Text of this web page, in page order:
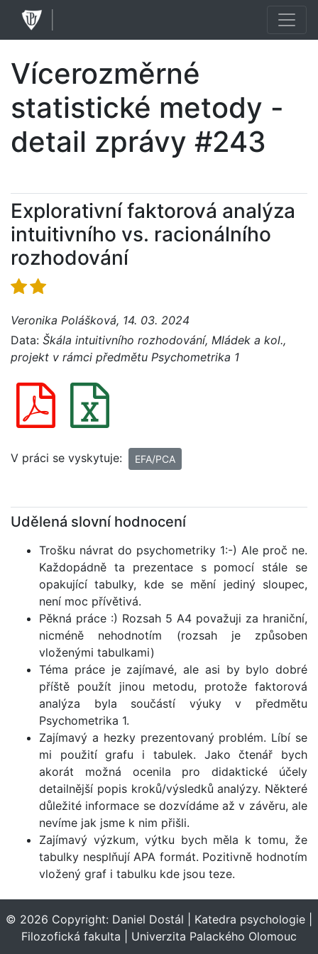
Vícerozměrné
statistické metody -
detail zprávy #243
Explorativní faktorová analýza
intuitivního vs. racionálního
rozhodování
Veronika Polášková, 14. 03. 2024
Data: Škála intuitivního rozhodování, Mládek a kol.,
projekt v rámci předmětu Psychometrika 1
V práci se vyskytuje: EFA/PCA
Udělená slovní hodnocení
Trošku návrat do psychometriky 1:-) Ale proč ne.
Každopádně ta prezentace s pomocí stále se
opakující tabulky, kde se mění jediný sloupec,
není moc přívětivá.
Pěkná práce :) Rozsah 5 A4 považuji za hraniční,
nicméně nehodnotím (rozsah je způsoben
vloženými tabulkami)
Téma práce je zajímavé, ale asi by bylo dobré
příště použít jinou metodu, protože faktorová
analýza byla součástí výuky v předmětu
Psychometrika 1.
Zajímavý a hezky prezentovaný problém. Líbí se
mi použití grafu i tabulek. Jako čtenář bych
akorát možná ocenila pro didaktické účely
detailnější popis kroků/výsledků analýzy. Některé
důležité informace se dozvídáme až v závěru, ale
nevíme jak jsme k nim přišli.
Zajímavý výzkum, výtku bych měla k tomu, že
tabulky nesplňují APA formát. Pozitivně hodnotím
vložený graf i tabulku kde jsou teze.
© 2026 Copyright: Daniel Dostál Katedra psychologie
Filozofická fakulta
Univerzita Palackého Olomouc